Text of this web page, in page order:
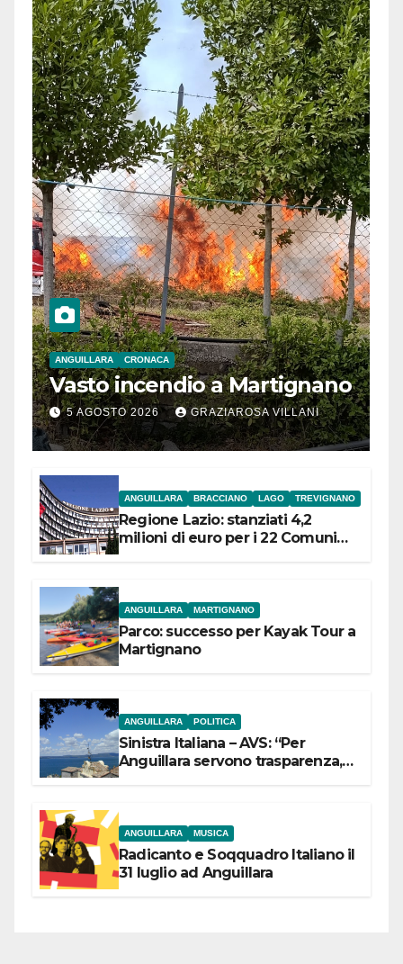
ANGUILLARA CRONACA
Vasto incendio a Martignano
5 AGOSTO 2026 GRAZIAROSA VILLANI
ANGUILLARA BRACCIANO LAGO TREVIGNANO
Regione Lazio: stanziati 4,2
milioni di euro per i 22 Comuni
ANGUILLARA MARTIGNANO
Parco: successo per Kayak Tour a
Martignano
ANGUILLARA POLITICA
Sinistra Italiana – AVS: “Per
Anguillara servono trasparenza,
ANGUILLARA MUSICA
Radicanto e Soqquadro Italiano il
31 luglio ad Anguillara